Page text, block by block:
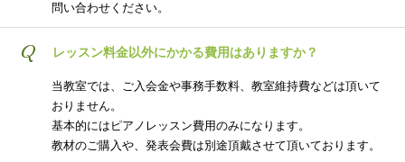
問い合わせください。
Q レッスン料金以外にかかる費用はありますか？
当教室では、ご入会金や事務手数料、教室維持費などは頂いて
おりません。
基本的にはピアノレッスン費用のみになります。
教材のご購入や、発表会費は別途頂戴させて頂いております。